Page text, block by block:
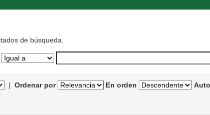
de búsqueda.
| Ordenar por En orden